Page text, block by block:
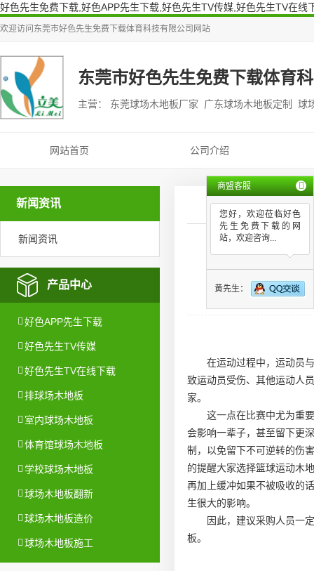
好色先生免费下载,好色APP先生下载,好色先生TV传媒,好色先生TV在线
欢迎访问 东莞市好色先生免费下载体育科技有限公司 网站
东莞市好色先生免费下载体育
主营： 东莞球场木地板厂家 广东球场木地板定制 球
网站首页 公司介绍
新闻资讯
新闻资讯
产品中心
好色APP先生下载
好色先生TV传媒
好色先生TV在线下载
排球场木地板
室内球场木地板
体育馆球场木地板
学校球场木地板
球场木地板翻新
球场木地板造价
球场木地板施工
湖南球场
在运动过程中，运动员
致运动员受伤、其他运动人
家。
这一点在比赛中尤为重
会影响一辈子，甚至留下更
制 ，以免留下不可逆转的伤
的提醒大家选择篮球运动木
再加上缓冲如果不被吸收的
生很大的影响。
因此，建议采购人员一
板。
商盟客服
您好，欢迎莅临好色
先生免费下载的网
站，欢迎咨询...
黄先生：